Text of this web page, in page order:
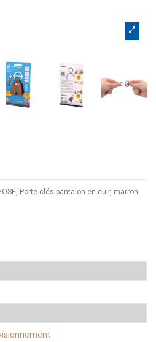
Porte-clés pantalon en cuir, marron